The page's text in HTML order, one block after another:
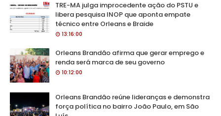
TRE-MA julga improcedente ação do PSTU e
libera pesquisa INOP que aponta empate
técnico entre Orleans e Braide
13:16:00
Orleans Brandão afirma que gerar emprego e
renda será marca de seu governo
10:12:00
Orleans Brandão reúne lideranças e demonstra
força política no bairro João Paulo, em São